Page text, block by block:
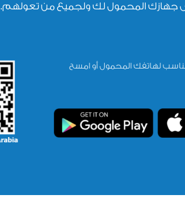
جهازك المحمول لك ولجميع من تعولهم.
لهاتفك المحمول أو امسح